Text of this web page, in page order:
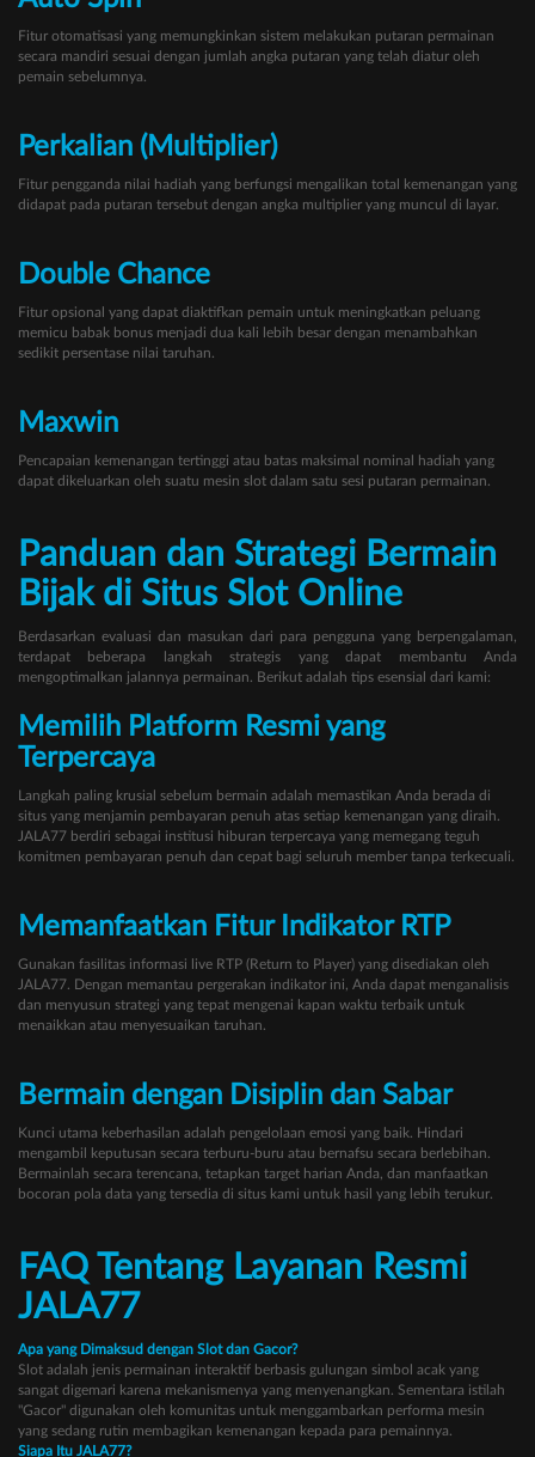
Fitur otomatisasi yang memungkinkan sistem melakukan putaran permainan
secara mandiri sesuai dengan jumlah angka putaran yang telah diatur oleh
pemain sebelumnya.
Perkalian (Multiplier)
Fitur pengganda nilai hadiah yang berfungsi mengalikan total kemenangan yang
didapat pada putaran tersebut dengan angka multiplier yang muncul di layar.
Double Chance
Fitur opsional yang dapat diaktifkan pemain untuk meningkatkan peluang
memicu babak bonus menjadi dua kali lebih besar dengan menambahkan
sedikit persentase nilai taruhan.
Maxwin
Pencapaian kemenangan tertinggi atau batas maksimal nominal hadiah yang
dapat dikeluarkan oleh suatu mesin slot dalam satu sesi putaran permainan.
Panduan dan Strategi Bermain
Bijak di Situs Slot Online
Berdasarkan evaluasi dan masukan dari para pengguna yang berpengalaman,
terdapat beberapa langkah strategis yang dapat membantu Anda
mengoptimalkan jalannya permainan. Berikut adalah tips esensial dari kami:
Memilih Platform Resmi yang
Terpercaya
Langkah paling krusial sebelum bermain adalah memastikan Anda berada di
situs yang menjamin pembayaran penuh atas setiap kemenangan yang diraih.
JALA77 berdiri sebagai institusi hiburan terpercaya yang memegang teguh
komitmen pembayaran penuh dan cepat bagi seluruh member tanpa terkecuali.
Memanfaatkan Fitur Indikator RTP
Gunakan fasilitas informasi live RTP (Return to Player) yang disediakan oleh
JALA77. Dengan memantau pergerakan indikator ini, Anda dapat menganalisis
dan menyusun strategi yang tepat mengenai kapan waktu terbaik untuk
menaikkan atau menyesuaikan taruhan.
Bermain dengan Disiplin dan Sabar
Kunci utama keberhasilan adalah pengelolaan emosi yang baik. Hindari
mengambil keputusan secara terburu-buru atau bernafsu secara berlebihan.
Bermainlah secara terencana, tetapkan target harian Anda, dan manfaatkan
bocoran pola data yang tersedia di situs kami untuk hasil yang lebih terukur.
FAQ Tentang Layanan Resmi
JALA77
Apa yang Dimaksud dengan Slot dan Gacor?
Slot adalah jenis permainan interaktif berbasis gulungan simbol acak yang
sangat digemari karena mekanismenya yang menyenangkan. Sementara istilah
"Gacor" digunakan oleh komunitas untuk menggambarkan performa mesin
yang sedang rutin membagikan kemenangan kepada para pemainnya.
Siapa Itu JALA77?